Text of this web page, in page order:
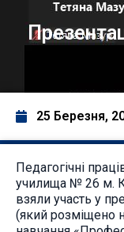
25 Березня,
Педагогічні
училища № 26 м.
взяли участь у
(який розміщено